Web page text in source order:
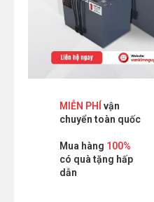
MIỄN PHÍ vận
chuyển toàn quốc
Mua hàng 100%
có quà tặng hấp
dẫn